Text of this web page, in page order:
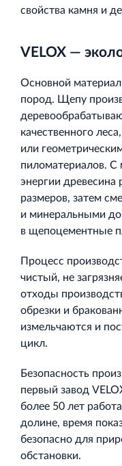
свойства камня и
VELOX —
Основной
пород. Щепу
качественного
или
пиломатериалов.
энергии древесина
размеров, затем
и минеральными
в щепоцементные
Процесс
чистый, не
отходы
обрезки и
измельчаются и
цикл.
Безопасность
первый завод
более 50 лет
долине, время
безопасно для
обстановки.